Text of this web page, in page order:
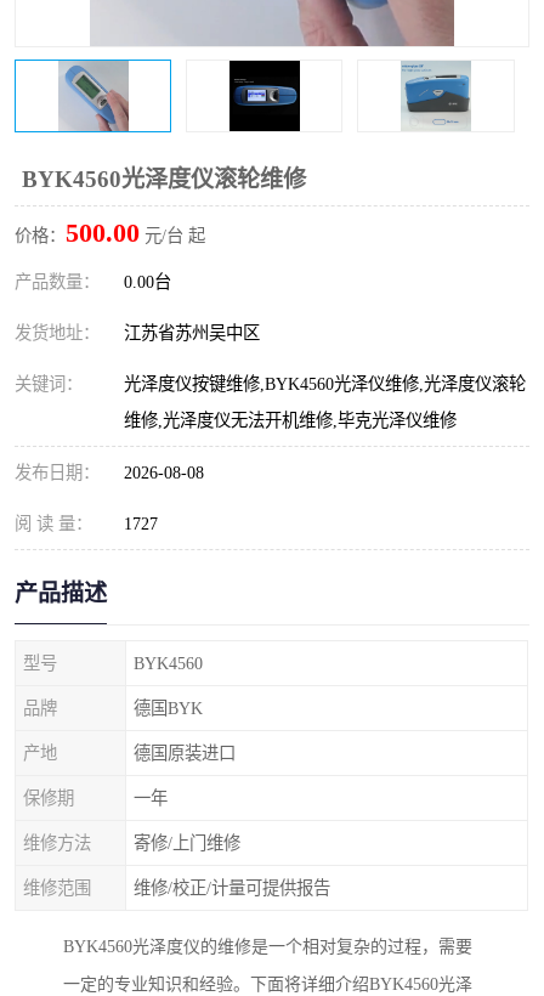
BYK4560光泽度仪滚轮维修
价格： 500.00 元/台 起
产品数量： 0.00台
发货地址： 江苏省苏州吴中区
关键词：
光泽度仪按键维修,BYK4560光泽仪维修,光泽度仪滚轮
维修,光泽度仪无法开机维修,毕克光泽仪维修
发布日期： 2026-08-08
阅 读 量： 1727
产品描述
型号 BYK4560
品牌 德国BYK
产地 德国原装进口
保修期 一年
维修方法 寄修/上门维修
维修范围 维修/校正/计量可提供报告
BYK4560光泽度仪的维修是一个相对复杂的过程，需要
一定的专业知识和经验。下面将详细介绍BYK4560光泽
彩谱色差仪
配色软件
印刷看样台 哈希HACH检测仪
条码扫描仪维修